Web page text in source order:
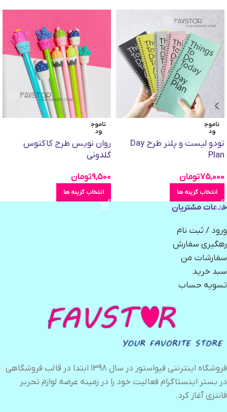
ناموج
ود
تودو لیست و پلنر طرح Day
Plan
75,000تومان
انتخاب گزینه ها
ناموج
ود
روان نویس طرح کاکتوس
گلدونی
9,500تومان
انتخاب گزینه ها
خدمات مشتریان
ورود / ثبت نام
رهگیری سفارش
سفارشات من
سبد خرید
تسویه حساب
فروشگاه اینترنتی فیواستور در سال ۱۳۹۸ ابتدا در قالب فروشگاهی
در بستر اینستاگرام فعالیت خود را در زمینه عرضه لوازم تحریر
فانتزی آغاز کرد.